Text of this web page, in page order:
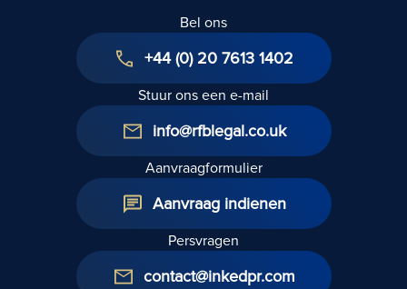
Bel ons
+44 (0) 20 7613 1402
Stuur ons een e-mail
info@rfblegal.co.uk
Aanvraagformulier
Aanvraag indienen
Persvragen
contact@inkedpr.com